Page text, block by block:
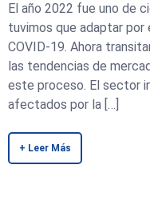
El año 2022 fue uno de
tuvimos que adaptar
COVID-19. Ahora
las tendencias de
este proceso. El sector
afectados por la […]
+ Leer Más